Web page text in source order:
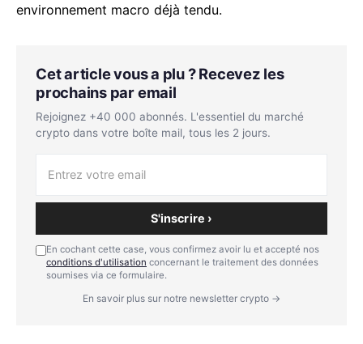
environnement macro déjà tendu.
Cet article vous a plu ? Recevez les
prochains par email
Rejoignez +40 000 abonnés. L'essentiel du marché
crypto dans votre boîte mail, tous les 2 jours.
S'inscrire ›
En cochant cette case, vous confirmez avoir lu et accepté nos
conditions d'utilisation concernant le traitement des données
soumises via ce formulaire.
En savoir plus sur notre newsletter crypto →